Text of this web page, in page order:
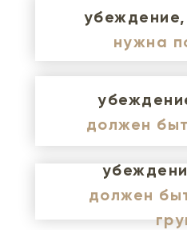
нужна
должен
должен